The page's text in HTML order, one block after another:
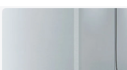
Zum